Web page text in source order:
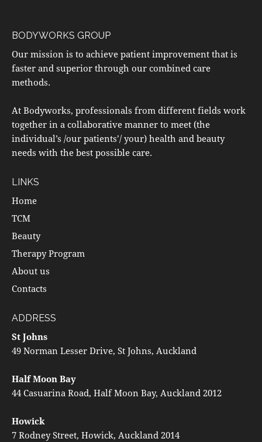
BODYWORKS GROUP
Our mission is to achieve patient improvement that is
faster and superior through our combined care
methods.
At Bodyworks, professionals from different fields work
together in a collaborative manner to meet (the
individual’s /our patients’/ your) health and beauty
needs with the best possible care.
LINKS
Home
TCM
Beauty
Therapy Program
About us
Contacts
ADDRESS
St Johns
49 Norman Lesser Drive, St Johns, Auckland
Half Moon Bay
44 Casuarina Road, Half Moon Bay, Auckland 2012
Howick
7 Rodney Street, Howick, Auckland 2014